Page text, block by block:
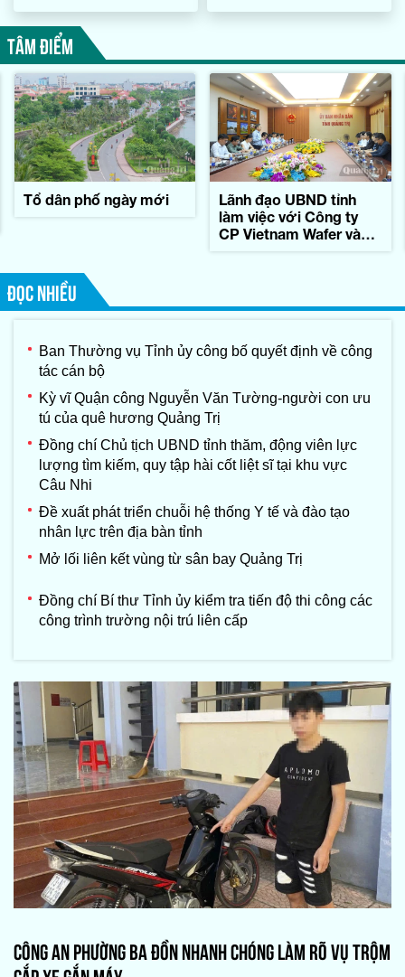
TÂM ĐIỂM
Tổ dân phố ngày mới
Lãnh đạo UBND tỉnh
làm việc với Công ty
CP Vietnam Wafer và
ĐỌC NHIỀU
Ban Thường vụ Tỉnh ủy công bố quyết định về công
tác cán bộ
Kỳ vĩ Quận công Nguyễn Văn Tường-người con ưu
tú của quê hương Quảng Trị
Đồng chí Chủ tịch UBND tỉnh thăm, động viên lực
lượng tìm kiếm, quy tập hài cốt liệt sĩ tại khu vực
Câu Nhi
Đề xuất phát triển chuỗi hệ thống Y tế và đào tạo
nhân lực trên địa bàn tỉnh
Mở lối liên kết vùng từ sân bay Quảng Trị
Đồng chí Bí thư Tỉnh ủy kiểm tra tiến độ thi công các
công trình trường nội trú liên cấp
CÔNG AN PHƯỜNG BA ĐỒN NHANH CHÓNG LÀM RÕ VỤ TRỘM